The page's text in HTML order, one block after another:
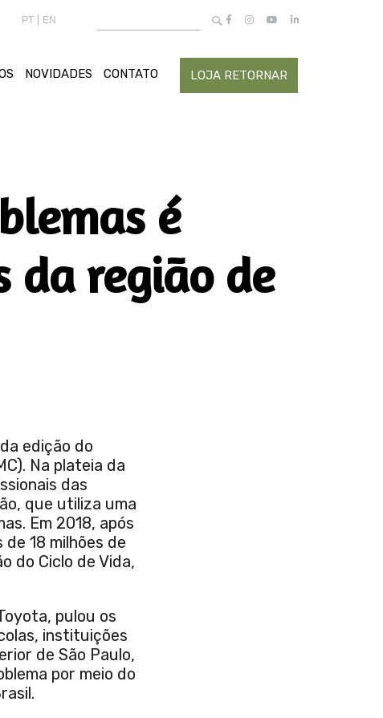
PT EN
NOVIDADES CONTATO LOJA RETORNAR
é
da região de
edição do
Na plateia da
das
que utiliza uma
Em 2018, após
18 milhões de
do Ciclo de Vida,
pulou os
instituições
de São Paulo,
por meio do